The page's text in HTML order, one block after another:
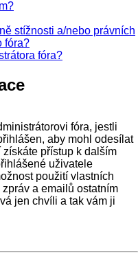
stížnosti a/nebo právních
fóra?
fóra?
fóra, jestli
aby mohl odesílat
přístup k dalším
uživatele
použití vlastních
a emailů ostatním
jen chvíli a tak vám ji